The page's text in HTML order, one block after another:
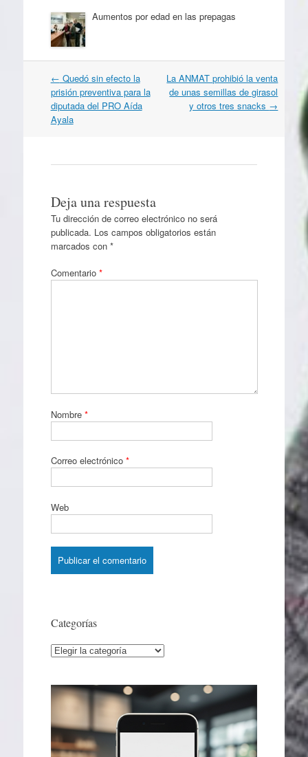
Aumentos por edad en las prepagas
Navegación
por
artículos
← Quedó sin efecto la
prisión preventiva para la
diputada del PRO Aída
Ayala
La ANMAT prohibió la venta
de unas semillas de girasol
y otros tres snacks →
Deja una respuesta
Tu dirección de correo electrónico no será
publicada. Los campos obligatorios están
marcados con *
Comentario *
Nombre *
Correo electrónico *
Web
Categorías
Categorías